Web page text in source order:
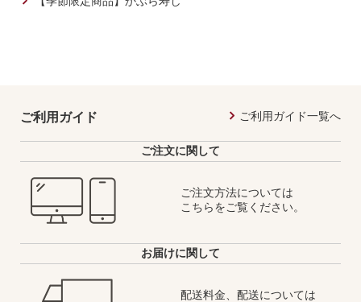
ご利用ガイド ご利用ガイド一覧へ
ご注文に関して
ご注文方法については
こちらをご覧ください。
お届けに関して
配送料金、配送については